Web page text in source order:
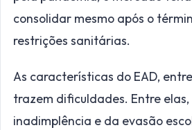
consolidar mesmo após o
restrições sanitárias.
As características do EAD,
trazem dificuldades. Entre
inadimplência e da evasão